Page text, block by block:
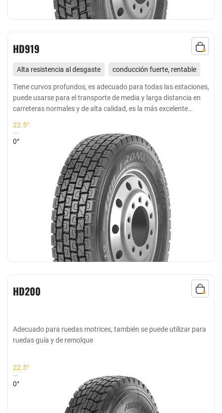
HD919
Alta resistencia al desgaste
conducción fuerte, rentable
Adecuado para las ruedas motrices de conducción de media
y larga distancia en carreteras buenas y de alta velocidad
Tiene curvos profundos, es adecuado para todas las estaciones,
puede usarse para el transporte de media y larga distancia en
carreteras normales y de alta calidad, es la más excelente
nieve
22.5°
0°
HD200
Adecuado para ruedas motrices, también se puede utilizar para
ruedas guía y de remolque
22.5°
0°